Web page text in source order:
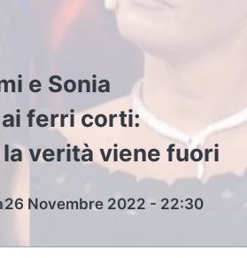
e Sonia
ferri corti:
verità viene fuori
26 Novembre 2022 - 22:30